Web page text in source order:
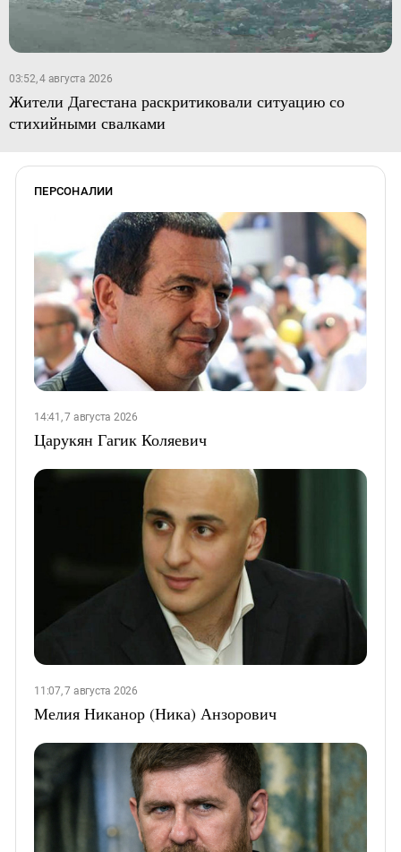
03:52, 4 августа 2026
Жители Дагестана раскритиковали ситуацию со
стихийными свалками
ПЕРСОНАЛИИ
14:41, 7 августа 2026
Царукян Гагик Коляевич
11:07, 7 августа 2026
Мелия Никанор (Ника) Анзорович